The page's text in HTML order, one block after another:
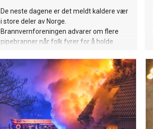
De neste dagene er det meldt kaldere vær
i store deler av Norge.
Brannvernforeningen advarer om flere
pipebranner når folk fyrer for å holde